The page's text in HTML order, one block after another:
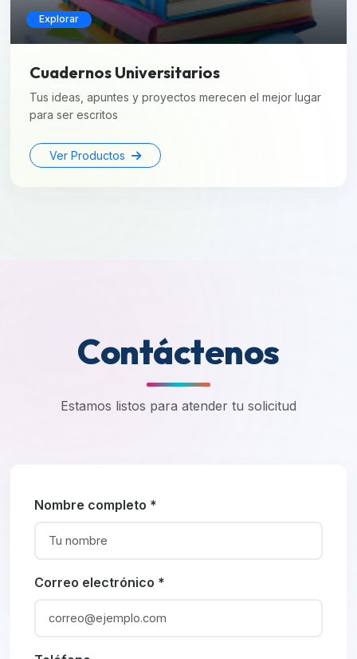
Explorar
Cuadernos Universitarios
Tus ideas, apuntes y proyectos merecen el mejor lugar
para ser escritos
Ver Productos
Contáctenos
Estamos listos para atender tu solicitud
Nombre completo *
Correo electrónico *